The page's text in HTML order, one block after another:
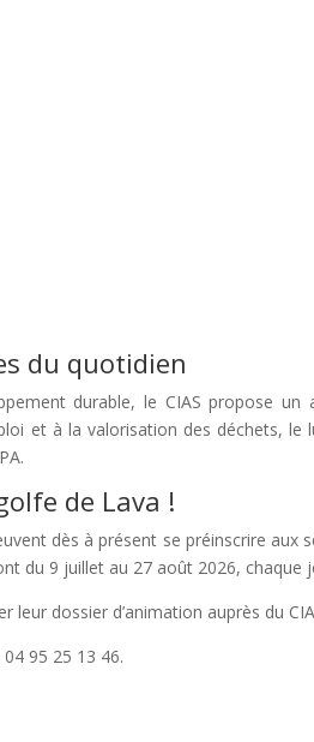
du quotidien
durable, le CIAS propose un
et à la valorisation des déchets, le
de Lava !
dès à présent se préinscrire aux
du 9 juillet au 27 août 2026, chaque
dossier d’animation auprès du
95 25 13 46.